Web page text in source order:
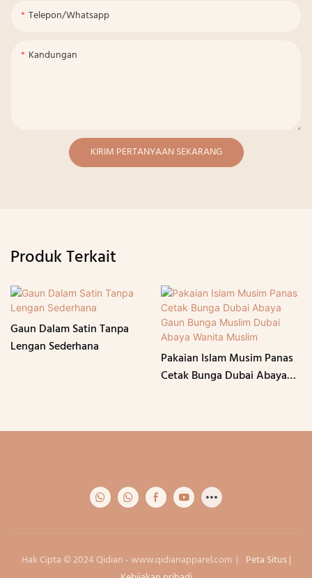
Telepon/whatsapp
Kandungan
KIRIM PERTANYAAN SEKARANG
Produk Terkait
Gaun Dalam Satin Tanpa
Lengan Sederhana
Pakaian Islam Musim Panas
Cetak Bunga Dubai Abaya
Hak Cipta © 2024 Qidian -www.qidianapparel.com | Peta Situs |